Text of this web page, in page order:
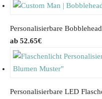
Personalisierbare
52.65€
Personalisierbare LED